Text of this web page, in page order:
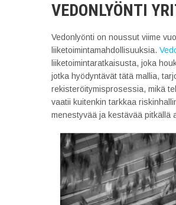
VEDONLYÖNTI
Vedonlyönti on noussut viime
liiketoimintamahdollisuuksia.
liiketoimintaratkaisusta, joka
jotka hyödyntävät tätä mallia,
rekisteröitymisprosessia, mikä
vaatii kuitenkin tarkkaa
menestyvää ja kestävää pitkällä